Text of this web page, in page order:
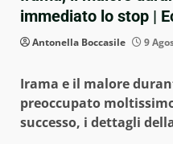
immediato lo stop |
Antonella Boccasile 9
Irama e il malore
preoccupato
successo, i dettagli